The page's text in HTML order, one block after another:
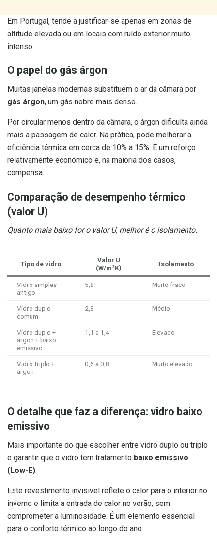
Em Portugal, tende a justificar-se apenas em zonas de
altitude elevada ou em locais com ruído exterior muito
intenso.
O papel do gás árgon
Muitas janelas modernas substituem o ar da câmara por
gás árgon, um gás nobre mais denso.
Por circular menos dentro da câmara, o árgon dificulta ainda
mais a passagem de calor. Na prática, pode melhorar a
eficiência térmica em cerca de 10% a 15%. É um reforço
relativamente económico e, na maioria dos casos,
compensa.
Comparação de desempenho térmico
(valor U)
Quanto mais baixo for o valor U, melhor é o isolamento.
Tipo de vidro
Valor U
(W/m²K)
Isolamento
Vidro simples
antigo
5,8 Muito fraco
Vidro duplo
comum
2,8 Médio
Vidro duplo +
árgon + baixo
emissivo
1,1 a 1,4 Elevado
Vidro triplo +
árgon
0,6 a 0,8 Muito elevado
O detalhe que faz a diferença: vidro baixo
emissivo
Mais importante do que escolher entre vidro duplo ou triplo
é garantir que o vidro tem tratamento baixo emissivo
(Low-E).
Este revestimento invisível reflete o calor para o interior no
inverno e limita a entrada de calor no verão, sem
comprometer a luminosidade. É um elemento essencial
para o conforto térmico ao longo do ano.